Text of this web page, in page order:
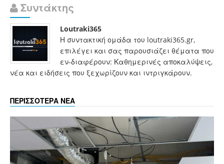
Συντάκτης
Loutraki365
Η συντακτική ομάδα του loutraki365.gr,
επιλέγει και σας παρουσιάζει θέματα που
εν-διαφέρουν: Καθημερινές αποκαλύψεις,
νέα και ειδήσεις που ξεχωρίζουν και ιντριγκάρουν.
ΠΕΡΙΣΣΟΤΕΡΑ ΝΕΑ